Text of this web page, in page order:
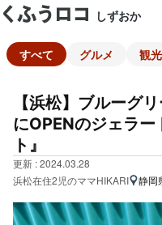
しずおか
すべて グルメ 観
【浜松】ブルーグ
にOPENのジェラ
ト』
更新 : 2024.03.28
浜松在住2児のママHIKARI
静岡